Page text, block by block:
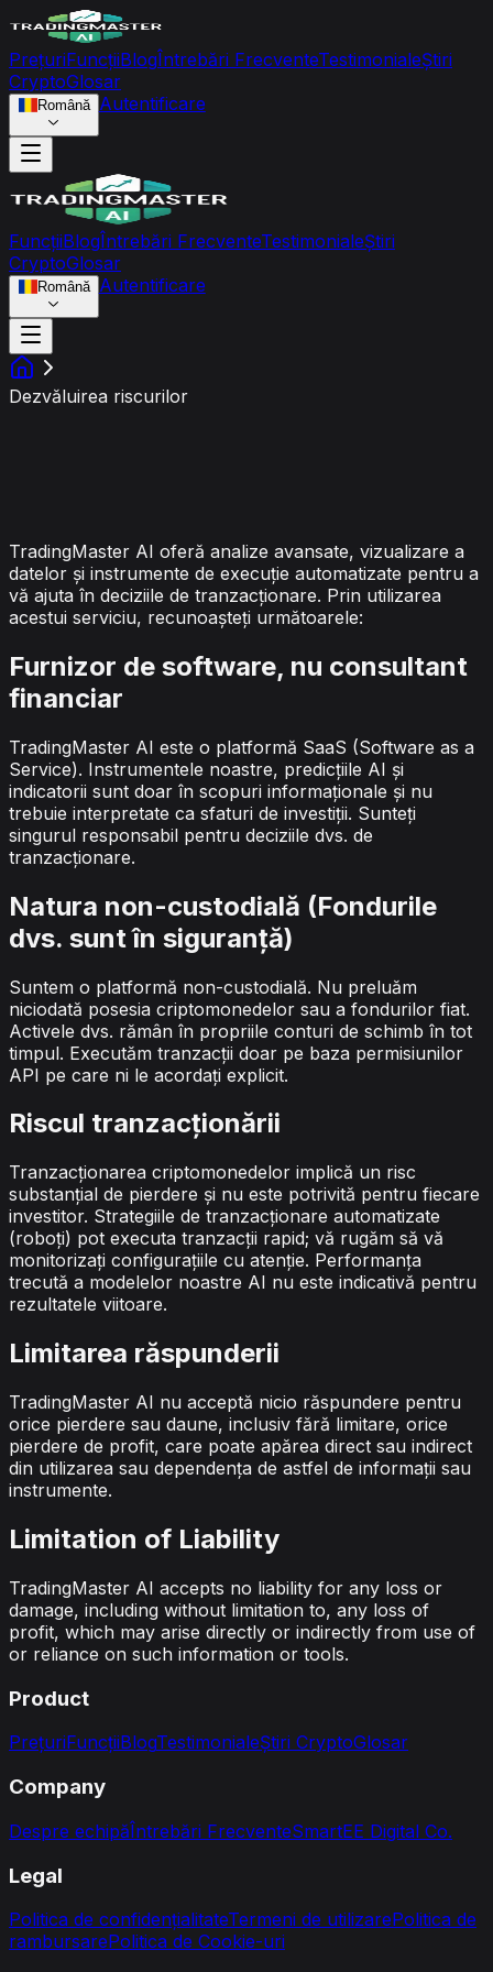
PrețuriFuncțiiBlogÎntrebări FrecventeTestimonialeȘtiri
CryptoGlosar
Română Autentificare
FuncțiiBlogÎntrebări FrecventeTestimonialeȘtiri
CryptoGlosar
Română Autentificare
Dezvăluirea riscurilor
TradingMaster AI oferă analize avansate, vizualizare a
datelor și instrumente de execuție automatizate pentru a
vă ajuta în deciziile de tranzacționare. Prin utilizarea
acestui serviciu, recunoașteți următoarele:
Furnizor de software, nu consultant
financiar
TradingMaster AI este o platformă SaaS (Software as a
Service). Instrumentele noastre, predicțiile AI și
indicatorii sunt doar în scopuri informaționale și nu
trebuie interpretate ca sfaturi de investiții. Sunteți
singurul responsabil pentru deciziile dvs. de
tranzacționare.
Natura non-custodială (Fondurile
dvs. sunt în siguranță)
Suntem o platformă non-custodială. Nu preluăm
niciodată posesia criptomonedelor sau a fondurilor fiat.
Activele dvs. rămân în propriile conturi de schimb în tot
timpul. Executăm tranzacții doar pe baza permisiunilor
API pe care ni le acordați explicit.
Riscul tranzacționării
Tranzacționarea criptomonedelor implică un risc
substanțial de pierdere și nu este potrivită pentru fiecare
investitor. Strategiile de tranzacționare automatizate
(roboți) pot executa tranzacții rapid; vă rugăm să vă
monitorizați configurațiile cu atenție. Performanța
trecută a modelelor noastre AI nu este indicativă pentru
rezultatele viitoare.
Limitarea răspunderii
TradingMaster AI nu acceptă nicio răspundere pentru
orice pierdere sau daune, inclusiv fără limitare, orice
pierdere de profit, care poate apărea direct sau indirect
din utilizarea sau dependența de astfel de informații sau
instrumente.
Limitation of Liability
TradingMaster AI accepts no liability for any loss or
damage, including without limitation to, any loss of
profit, which may arise directly or indirectly from use of
or reliance on such information or tools.
Product
PrețuriFuncțiiBlogTestimonialeȘtiri CryptoGlosar
Company
Despre echipăÎntrebări FrecventeSmartEE Digital Co.
Legal
Politica de confidențialitateTermeni de utilizarePolitica de
rambursarePolitica de Cookie-uri